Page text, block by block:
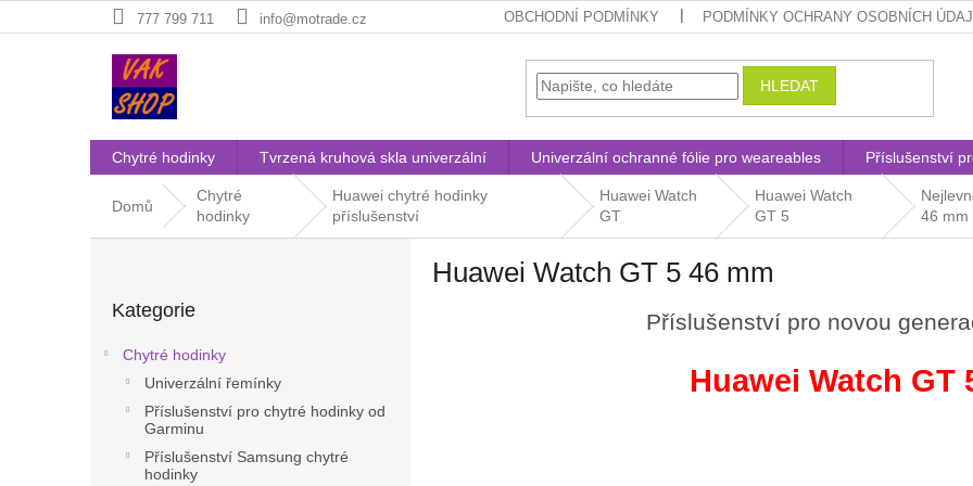
na
777 799 711 info@motrade.cz OBCHODNÍ PODMÍNKY PODMÍNKY OCHRANY OSOBNÍCH
HLEDAT
Chytré hodinky Tvrzená kruhová skla univerzální Univerzální ochranné fólie pro weareables Příslušenství
Domů
Chytré
hodinky
Huawei chytré hodinky
příslušenství
Huawei Watch
GT
Huawei Watch
GT 5
46 mm
kategorie
Kategorie
Chytré hodinky
Univerzální řemínky
Příslušenství pro chytré hodinky od
Garminu
Příslušenství Samsung chytré
hodinky
Huawei Watch GT 5 46 mm
Příslušenství pro novou
Huawei Watch GT